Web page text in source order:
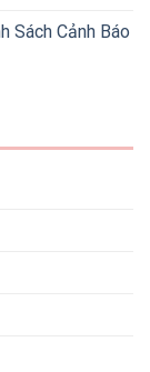
Sách Cảnh Báo